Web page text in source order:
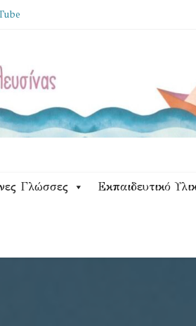
Γλώσσες Εκπαιδευτικό